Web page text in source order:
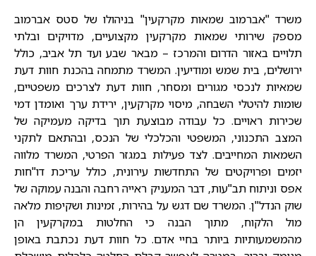
משרד "אברמוב שמאות מקרקעין" בניהולו של סטס אברמוב
מספק שירותי שמאות מקרקעין מקצועיים, מדויקים ובלתי
תלויים באזור הדרום והמרכז – מבאר שבע ועד תל אביב, כולל
ירושלים, בית שמש ומודיעין. המשרד מתמחה בהכנת חוות דעת
שמאיות לנכסי מגורים ומסחר, חוות דעת לצרכים משפטיים,
שומות להיטלי השבחה, מיסוי מקרקעין, ירידת ערך ואומדן דמי
שכירות ראויים. כל עבודה מבוצעת תוך בדיקה מעמיקה של
המצב התכנוני, המשפטי והכלכלי של הנכס, ובהתאם לתקני
השמאות המחייבים. לצד פעילות במגזר הפרטי, המשרד מלווה
יזמים ופרויקטים של התחדשות עירונית, כולל עריכת דו"חות
אפס וניתוח תב"עות, דבר המעניק ראייה רחבה והבנה עמוקה של
שוק הנדל"ן. המשרד שם דגש על בהירות, זמינות ושקיפות מלאה
מול הלקוח, מתוך הבנה כי החלטות במקרקעין הן
מהמשמעותיות ביותר בחיי אדם. כל חוות דעת נכתבת באופן